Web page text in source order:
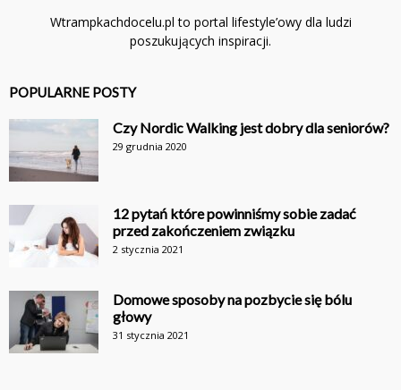
Wtrampkachdocelu.pl to portal lifestyle’owy dla ludzi
poszukujących inspiracji.
POPULARNE POSTY
Czy Nordic Walking jest dobry dla seniorów?
29 grudnia 2020
12 pytań które powinniśmy sobie zadać
przed zakończeniem związku
2 stycznia 2021
Domowe sposoby na pozbycie się bólu
głowy
31 stycznia 2021